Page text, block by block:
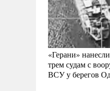
«Герани»
трем судам с
ВСУ у берегов